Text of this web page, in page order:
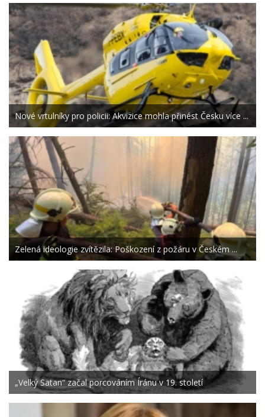
Nové vrtulníky pro policii: Akvizice mohla přinést Česku více ...
Zelená ideologie zvítězila: Poškození z požáru v Českém ...
„Velký Satan“ začal porcováním Íránu v 19. století